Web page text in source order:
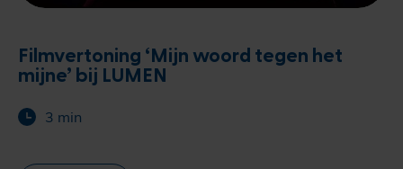
Filmvertoning ‘Mijn woord tegen het
mijne’ bij LUMEN
3 min